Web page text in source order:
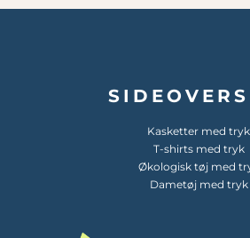
Kasketter med tryk
T-shirts med tryk
Økologisk tøj med
Dametøj med tryk